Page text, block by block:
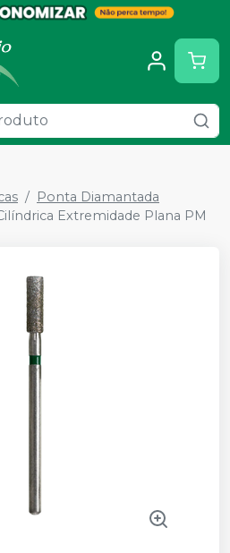
Ponta Diamantada
Extremidade Plana PM